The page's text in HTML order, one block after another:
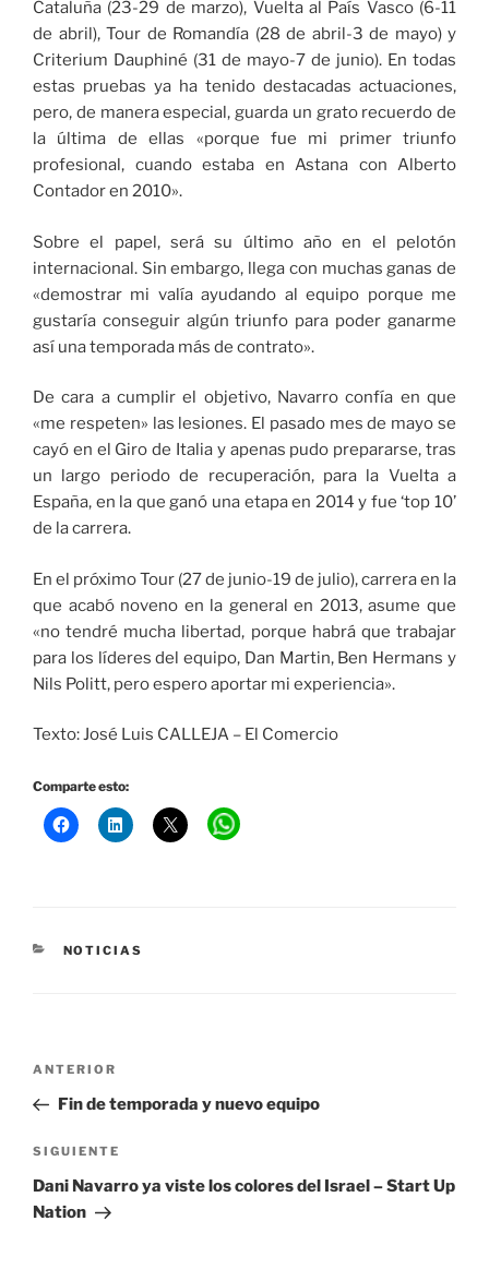
Cataluña (23-29 de marzo), Vuelta al País Vasco (6-11
de abril), Tour de Romandía (28 de abril-3 de mayo) y
Criterium Dauphiné (31 de mayo-7 de junio). En todas
estas pruebas ya ha tenido destacadas actuaciones,
pero, de manera especial, guarda un grato recuerdo de
la última de ellas «porque fue mi primer triunfo
profesional, cuando estaba en Astana con Alberto
Contador en 2010».
Sobre el papel, será su último año en el pelotón
internacional. Sin embargo, llega con muchas ganas de
«demostrar mi valía ayudando al equipo porque me
gustaría conseguir algún triunfo para poder ganarme
así una temporada más de contrato».
De cara a cumplir el objetivo, Navarro confía en que
«me respeten» las lesiones. El pasado mes de mayo se
cayó en el Giro de Italia y apenas pudo prepararse, tras
un largo periodo de recuperación, para la Vuelta a
España, en la que ganó una etapa en 2014 y fue ‘top 10’
de la carrera.
En el próximo Tour (27 de junio-19 de julio), carrera en la
que acabó noveno en la general en 2013, asume que
«no tendré mucha libertad, porque habrá que trabajar
para los líderes del equipo, Dan Martin, Ben Hermans y
Nils Politt, pero espero aportar mi experiencia».
Texto: José Luis CALLEJA – El Comercio
Comparte esto:
CATEGORÍAS
NOTICIAS
Navegación
entradas
Entrada
anterior:
ANTERIOR
Fin de temporada y nuevo equipo
Siguiente
entrada
SIGUIENTE
Dani Navarro ya viste los colores del Israel – Start Up
Nation